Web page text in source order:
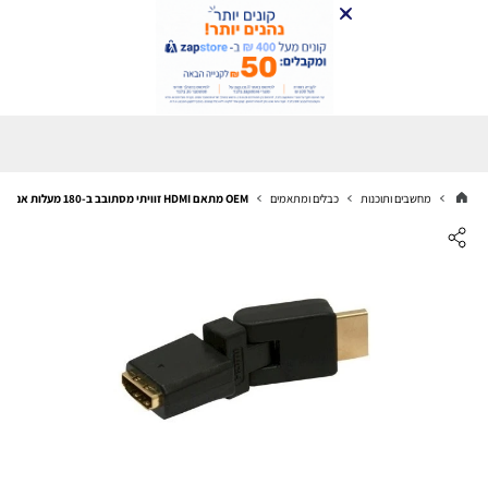
מחשבים ותוכנות כבלים ומתאמים OEM מתאם HDMI זוויתי מסתובב ב-180 מעלות אנכית + אופקית VC-015G